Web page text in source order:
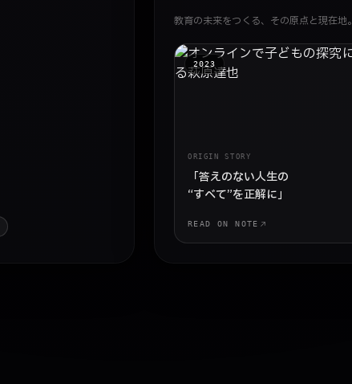
教育の未来をつくる、その原点と現在地。
2023
ORIGIN STORY
「答えのない人生の
“すべて”を正解に」
READ ON NOTE